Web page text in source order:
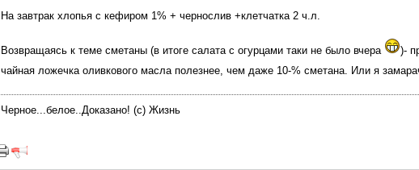
На завтрак хлопья с кефиром 1% + чернослив +клетчатка 2 ч.л.
Возвращаясь к теме сметаны (в итоге салата с огурцами таки не было вчера
)-
чайная ложечка оливкового масла полезнее, чем даже 10-% сметана. Или я
Черное...белое..Доказано! (с) Жизнь